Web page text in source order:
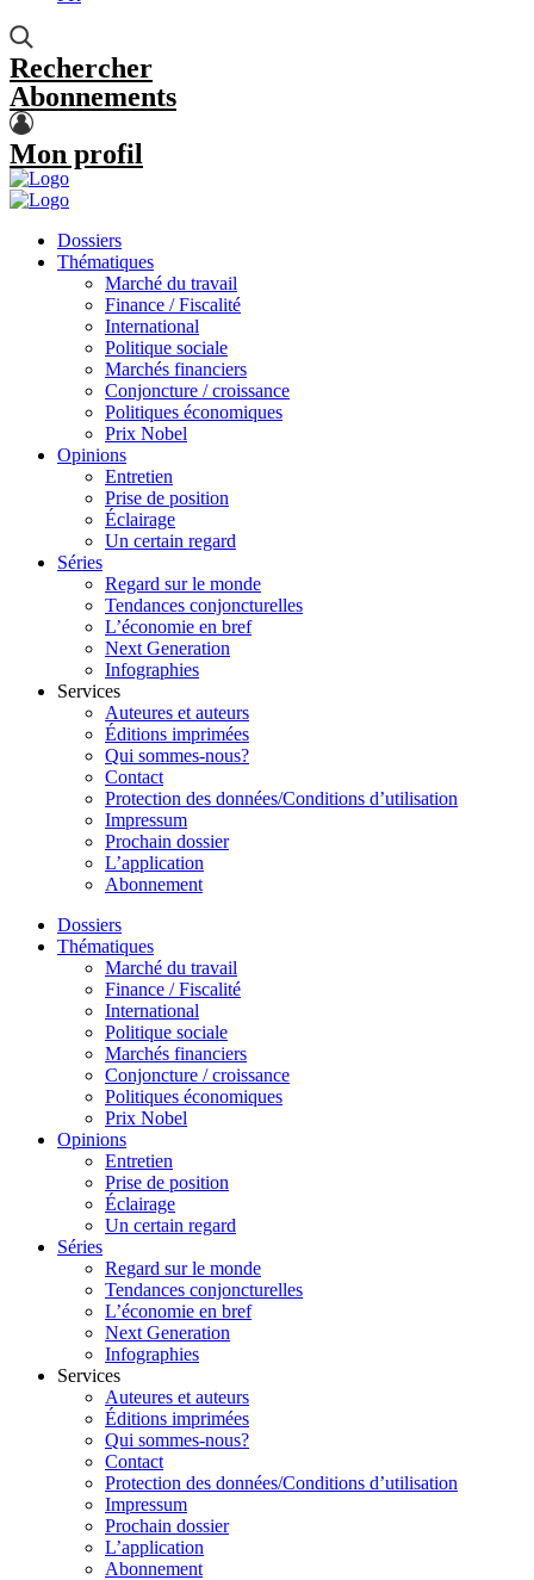
Rechercher
Abonnements
Mon profil
Dossiers
Thématiques
Marché du travail
Finance / Fiscalité
International
Politique sociale
Marchés financiers
Conjoncture / croissance
Politiques économiques
Prix Nobel
Opinions
Entretien
Prise de position
Éclairage
Un certain regard
Séries
Regard sur le monde
Tendances conjoncturelles
L’économie en bref
Next Generation
Infographies
Services
Auteures et auteurs
Éditions imprimées
Qui sommes-nous?
Contact
Protection des données/Conditions d’utilisation
Impressum
Prochain dossier
L’application
Abonnement
Dossiers
Thématiques
Marché du travail
Finance / Fiscalité
International
Politique sociale
Marchés financiers
Conjoncture / croissance
Politiques économiques
Prix Nobel
Opinions
Entretien
Prise de position
Éclairage
Un certain regard
Séries
Regard sur le monde
Tendances conjoncturelles
L’économie en bref
Next Generation
Infographies
Services
Auteures et auteurs
Éditions imprimées
Qui sommes-nous?
Contact
Protection des données/Conditions d’utilisation
Impressum
Prochain dossier
L’application
Abonnement